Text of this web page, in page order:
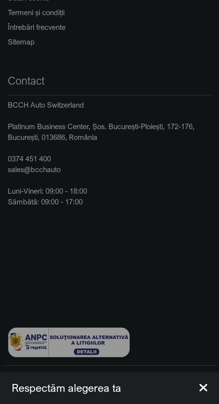
Termeni și condiții
Întrebări frecvente
Sitemap
Contact
BCCH Auto Switzerland
Platinum Business Center, Șos. București-Ploiești, 172-176,
București, 013686, România
0374 451 400
sales@bcchauto
Luni-Vineri: 09:00 - 18:00
Sâmbătă: 09:00 - 17:00
rezervate.
Respectăm alegerea ta